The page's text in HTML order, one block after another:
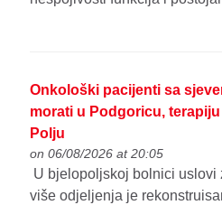
Onkološki pacijenti sa
morati u Podgoricu,
Polju
on 06/08/2026 at 20:05
U bjelopoljskoj bolnici uslovi
više odjeljenja je